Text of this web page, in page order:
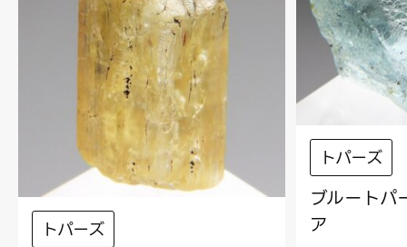
トパーズ
トパーズ
ブルート
ア